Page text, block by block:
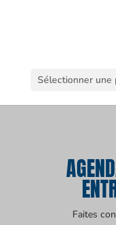
Sélectionner une
Faites